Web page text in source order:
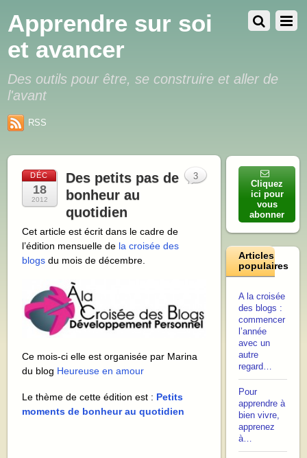
Apprendre sur soi
et avancer
Des outils pour être, se construire et aller de
l'avant
RSS
DÉC
18
2012
Des petits pas de
bonheur au
quotidien
Cet article est écrit dans le cadre de
l’édition mensuelle de la croisée des
blogs du mois de décembre.
Ce mois-ci elle est organisée par Marina
du blog Heureuse en amour
Le thème de cette édition est : Petits
moments de bonheur au quotidien
3
Cliquez
ici pour
vous
abonner
Articles
populaires
A la croisée
des blogs :
commencer
l’année
avec un
autre
regard…
Pour
apprendre à
bien vivre,
apprenez
à…